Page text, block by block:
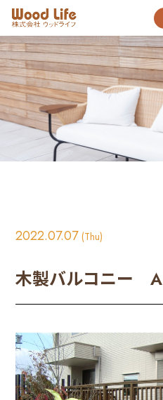
2022.07.07 (Thu)
木製バルコニー A